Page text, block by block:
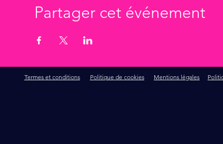
Partager cet événement
Termes et conditions Politique de cookies Mentions légales